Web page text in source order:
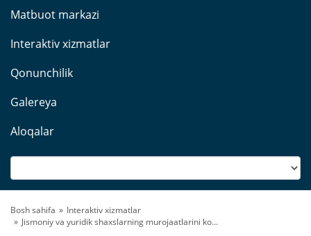
Matbuot markazi
Interaktiv xizmatlar
Qonunchilik
Galereya
Aloqalar
Bosh sahifa
Interaktiv xizmatlar
Jismoniy va yuridik shaxslarning murojaatlarini ko...